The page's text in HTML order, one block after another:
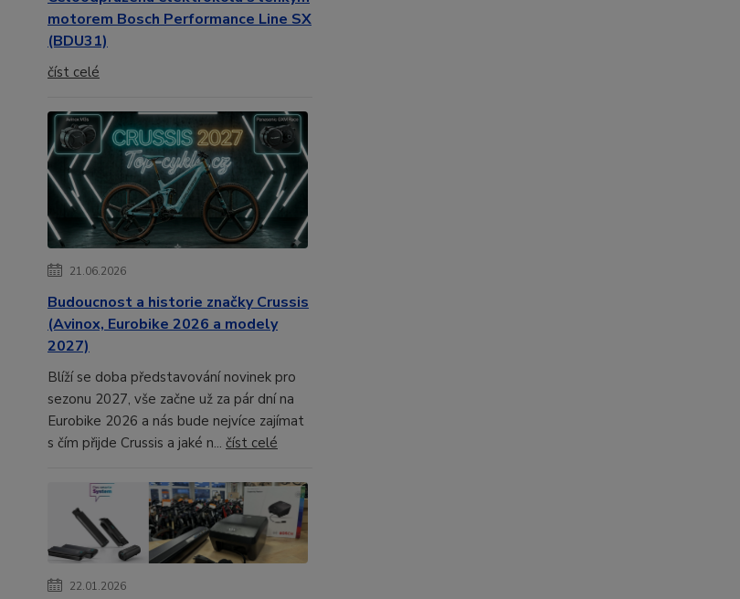
motorem Bosch Performance Line SX
(BDU31)
číst celé
21.06.2026
Budoucnost a historie značky Crussis
(Avinox, Eurobike 2026 a modely
2027)
Blíží se doba představování novinek pro
sezonu 2027, vše začne už za pár dní na
Eurobike 2026 a nás bude nejvíce zajímat
s čím přijde Crussis a jaké n... číst celé
22.01.2026